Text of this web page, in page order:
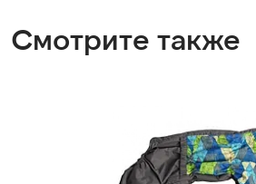
Смотрите также